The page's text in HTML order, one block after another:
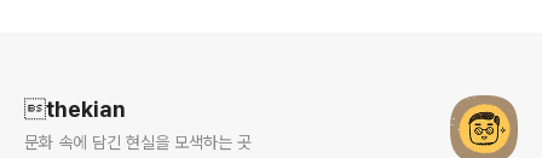
thekian
문화 속에 담긴 현실을 모색하는 곳